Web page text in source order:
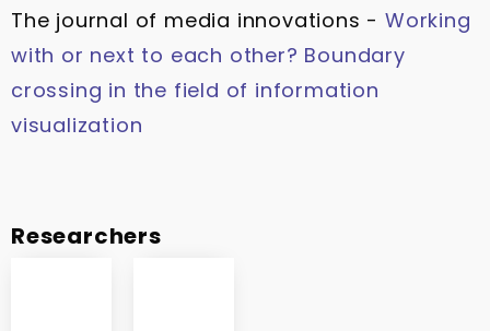
The journal of media innovations - Working
with or next to each other? Boundary
crossing in the field of information
visualization
Researchers